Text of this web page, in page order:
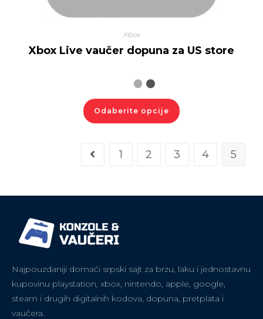
Xbox
Xbox Live vaučer dopuna za US store
Odaberite opcije
1 2 3 4 5
Najpouzdaniji domaći srpski sajt za brzu, laku i jednostavnu
kupovinu playstation, xbox, nintendo, apple, google,
steam i drugih digitalnih kodova, dopuna, pretplata i
vaučera.